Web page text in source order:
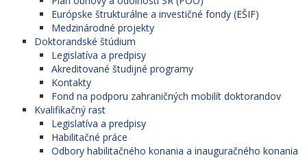
Európske štrukturálne a investičné fondy (EŠIF)
Medzinárodné projekty
Doktorandské štúdium
Legislatíva a predpisy
Akreditované študijné programy
Kontakty
Fond na podporu zahraničných mobilít doktorandov
Kvalifikačný rast
Legislatíva a predpisy
Habilitačné práce
Odbory habilitačného konania a inauguračného konania